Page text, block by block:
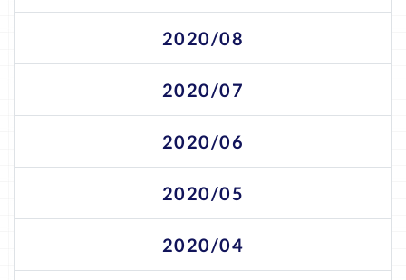
2020/08
2020/07
2020/06
2020/05
2020/04